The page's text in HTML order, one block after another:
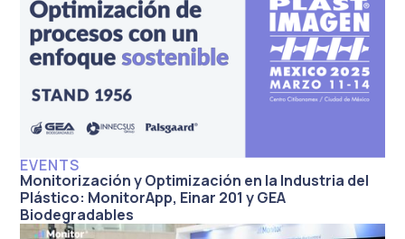
EVENTS
Monitorización y Optimización en la Industria del
Plástico: MonitorApp, Einar 201 y GEA
Biodegradables